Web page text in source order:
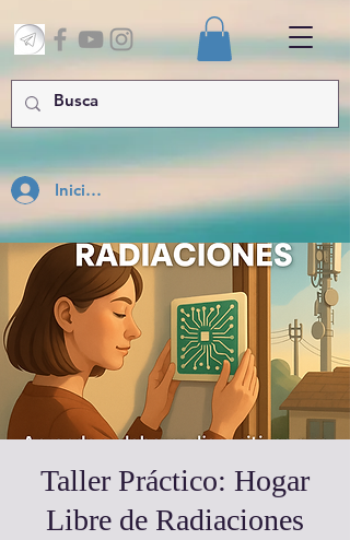
Inicia Sesión
Taller Práctico: Hogar
Libre de Radiaciones